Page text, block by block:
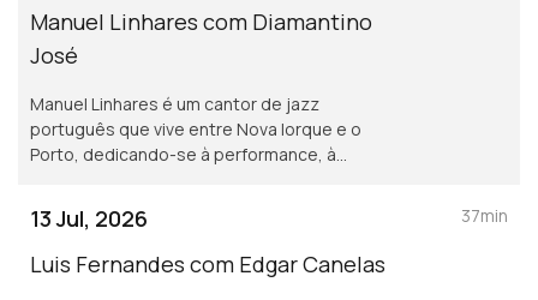
Manuel Linhares com Diamantino
José
Manuel Linhares é um cantor de jazz
português que vive entre Nova Iorque e o
Porto, dedicando-se à performance, à
internacionais.
13 Jul, 2026
Luis Fernandes com Edgar Canelas
37min